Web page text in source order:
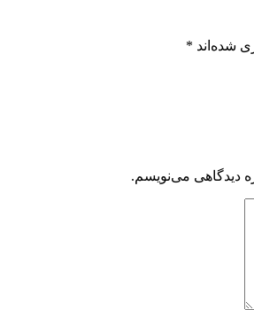
شده‌اند *
دیدگاهی می‌نویسم.